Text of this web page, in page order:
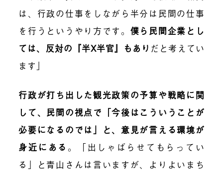
は、行政の仕事をしながら半分は民間の仕事
を行うというやり方です。 僕ら民間企業とし
ては、反対の『半X半官』もあり だと考えてい
ます」
行政が打ち出した観光政策の予算や戦略に関
して、民間の視点で「今後はこういうことが
必要になるのでは」と、意見が言える環境が
身近にある 。「出しゃばらせてもらってい
る」と青山さんは言いますが、よりよいまち